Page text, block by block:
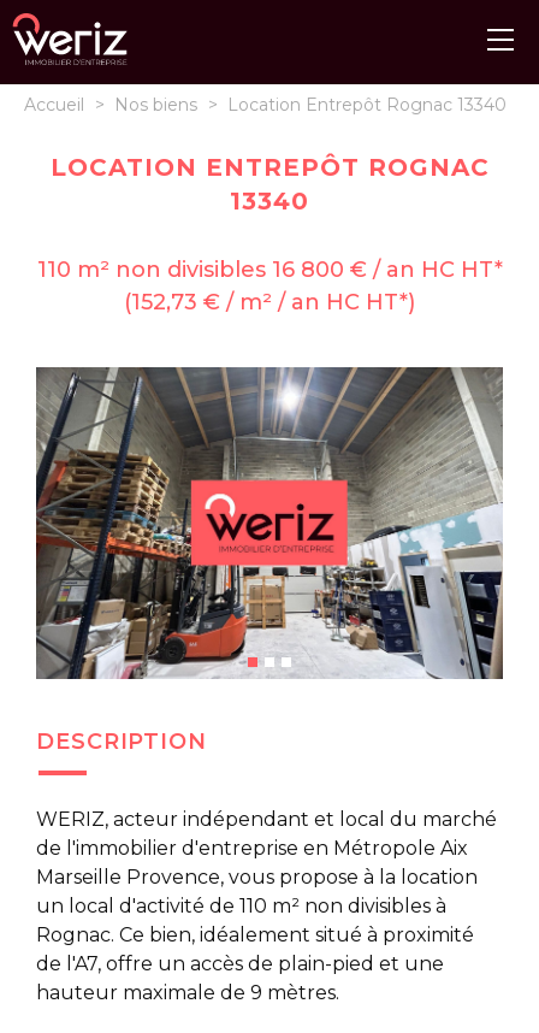
Accueil > Nos biens > Location Entrepôt Rognac 13340
LOCATION ENTREPÔT ROGNAC
13340
110 m² non divisibles 16 800 € / an HC HT*
(152,73 € / m² / an HC HT*)
DESCRIPTION
WERIZ, acteur indépendant et local du marché
de l'immobilier d'entreprise en Métropole Aix
Marseille Provence, vous propose à la location
un local d'activité de 110 m² non divisibles à
Rognac. Ce bien, idéalement situé à proximité
de l'A7, offre un accès de plain-pied et une
hauteur maximale de 9 mètres.